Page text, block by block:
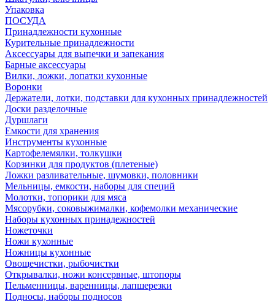
Упаковка
ПОСУДА
Принадлежности кухонные
Курительные принадлежности
Аксессуары для выпечки и запекания
Барные аксессуары
Вилки, ложки, лопатки кухонные
Воронки
Держатели, лотки, подставки для кухонных принадлежностей
Доски разделочные
Дуршлаги
Емкости для хранения
Инструменты кухонные
Картофелемялки, толкушки
Корзинки для продуктов (плетеные)
Ложки разливательные, шумовки, половники
Мельницы, емкости, наборы для специй
Молотки, топорики для мяса
Мясорубки, соковыжималки, кофемолки механические
Наборы кухонных принадежностей
Ножеточки
Ножи кухонные
Ножницы кухонные
Овощечистки, рыбочистки
Открывалки, ножи консервные, штопоры
Пельменницы, варенницы, лапшерезки
Подносы, наборы подносов